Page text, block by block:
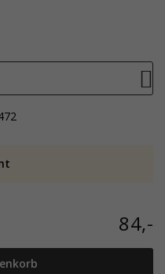
84,-